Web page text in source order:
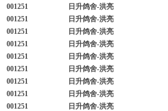
001251
日升鸽舍-洪亮
001251
日升鸽舍-洪亮
001251
日升鸽舍-洪亮
001251
日升鸽舍-洪亮
001251
日升鸽舍-洪亮
001251
日升鸽舍-洪亮
001251
日升鸽舍-洪亮
001251
日升鸽舍-洪亮
001251
日升鸽舍-洪亮